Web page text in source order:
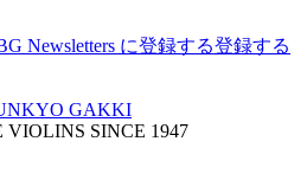
Newsletters に登録する登録する
VIOLINS SINCE 1947